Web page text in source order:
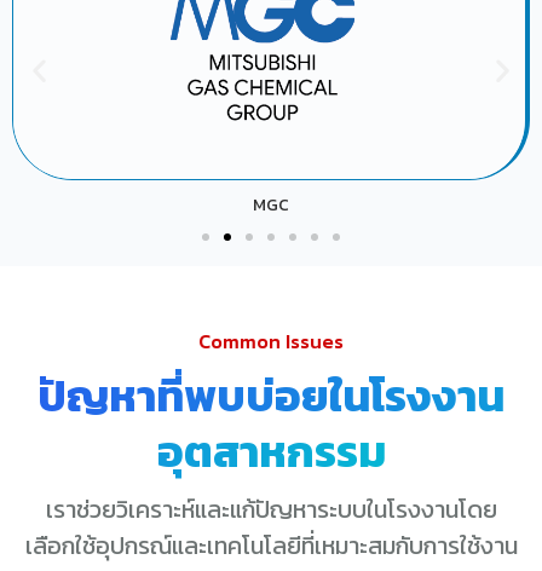
MGC
Common Issues
ปัญหาที่พบบ่อยในโรงงาน
อุตสาหกรรม
เราช่วยวิเคราะห์และแก้ปัญหาระบบในโรงงานโดย
เลือกใช้อุปกรณ์และเทคโนโลยีที่เหมาะสมกับการใช้งาน